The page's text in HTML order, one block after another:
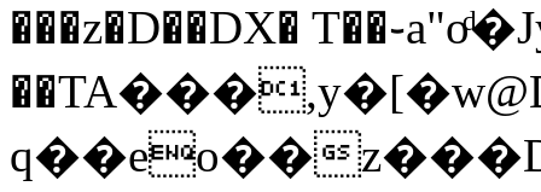
���z�D��DX�
q��eo��